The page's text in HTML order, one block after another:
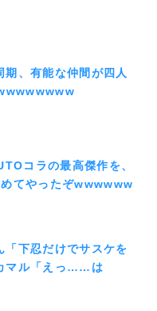
期、有能な仲間が四人
コラの最高傑作を、
てやったぞwwwwww
「下忍だけでサスケを
マル「えっ……は